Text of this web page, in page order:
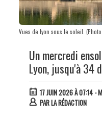
Vues de Lyon sous le soleil.
Un mercredi
Lyon, jusqu'à 34
17 JUIN 2026 À 07:14-
PARLA RÉDACTION